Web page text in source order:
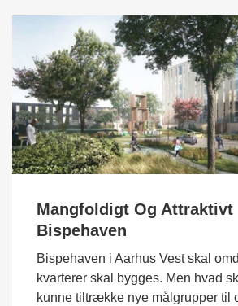
Mangfoldigt Og Attraktivt
Bispehaven
Bispehaven i Aarhus Vest skal
kvarterer skal bygges. Men hvad
kunne tiltrække nye målgrupper til